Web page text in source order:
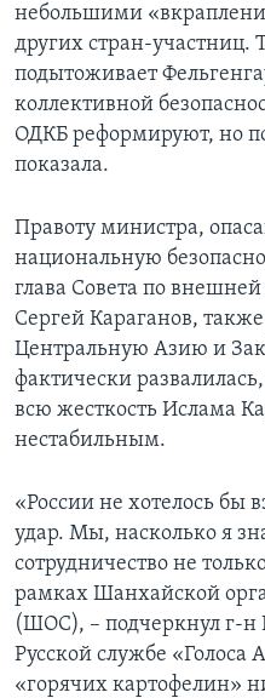
небольшими
других стран-участниц.
подытоживает
коллективной
ОДКБ реформируют, но
показала.
Правоту министра,
национальную
глава Совета по
Сергей Караганов,
Центральную Азию и
фактически
всю жесткость Ислама
нестабильным.
«России не хотелось бы
удар. Мы, насколько я
сотрудничество не
рамках Шанхайской
(ШОС), – подчеркнул г-н
Русской службе
«горячих картофелин»